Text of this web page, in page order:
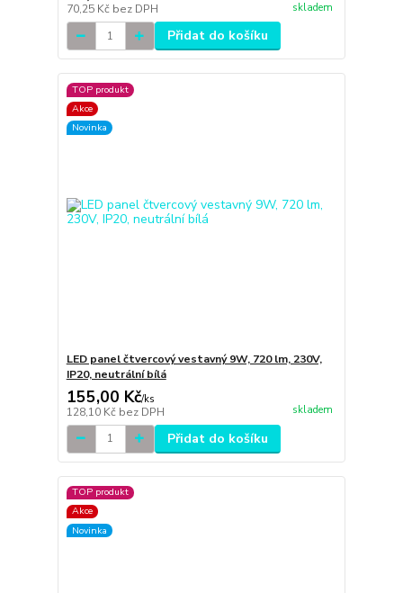
70,25 Kč bez DPH skladem
Přidat do košíku
TOP produkt
Akce
Novinka
LED panel čtvercový vestavný 9W, 720 lm, 230V,
IP20, neutrální bílá
155,00 Kč/ks
128,10 Kč bez DPH skladem
Přidat do košíku
TOP produkt
Akce
Novinka